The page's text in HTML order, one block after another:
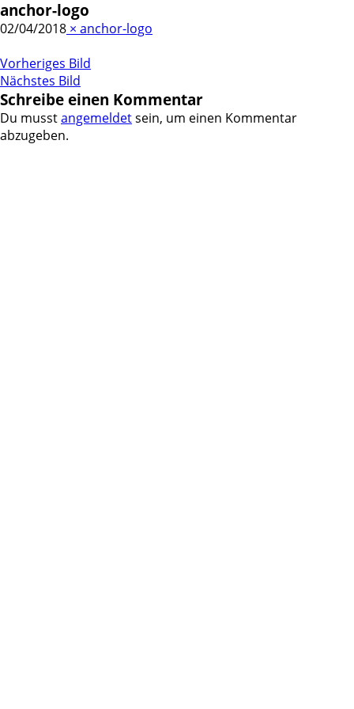
anchor-logo
02/04/2018 × anchor-logo
Vorheriges Bild
Nächstes Bild
Schreibe einen Kommentar
Du musstangemeldetsein, um einen Kommentar
abzugeben.